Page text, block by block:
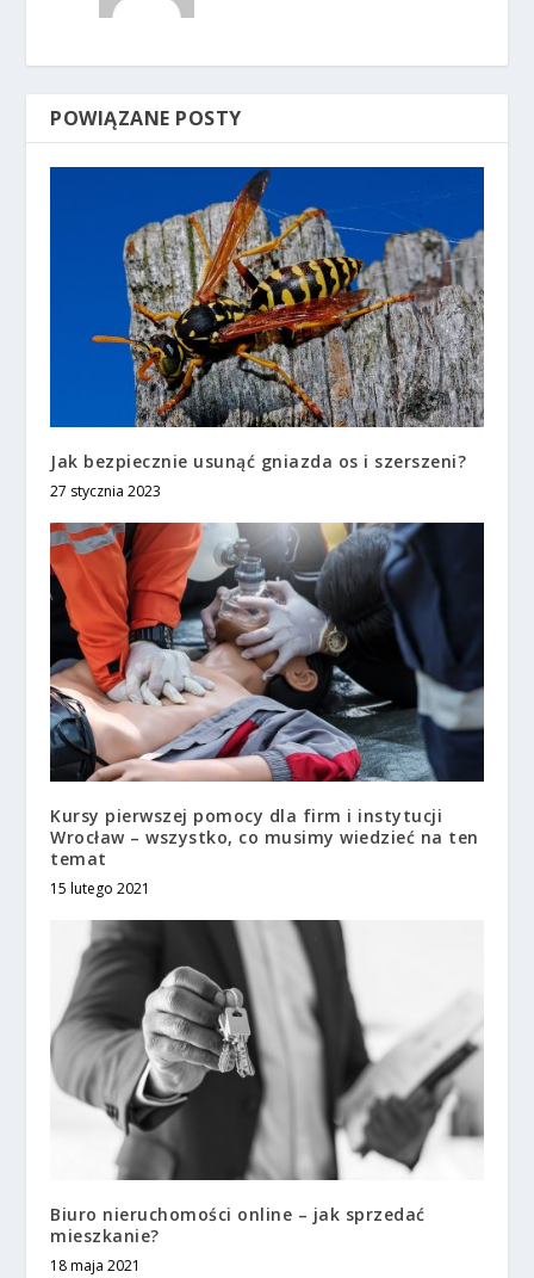
POWIĄZANE POSTY
Jak bezpiecznie usunąć gniazda os i szerszeni?
27 stycznia 2023
Kursy pierwszej pomocy dla firm i instytucji
Wrocław – wszystko, co musimy wiedzieć na ten
temat
15 lutego 2021
Biuro nieruchomości online – jak sprzedać
mieszkanie?
18 maja 2021